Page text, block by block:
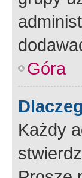
Góra
Każdy